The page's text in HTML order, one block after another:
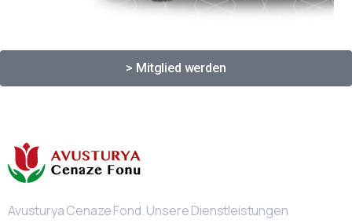
> Mitglied werden
Avusturya Cenaze Fond. Unsere Dienstleistungen